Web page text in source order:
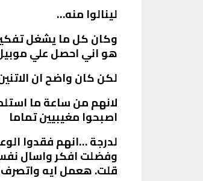
لينالوا منه…
وكان كل ما يشغل
هو اني احصل علي
لكن كان واضح ان
لانهم من ساعة ما
اصبحوا مغيبيين تماما
لدرجة …انهم فقدوا
وفضلت افكر واسال
قلت. هعمل ايه واتصرف